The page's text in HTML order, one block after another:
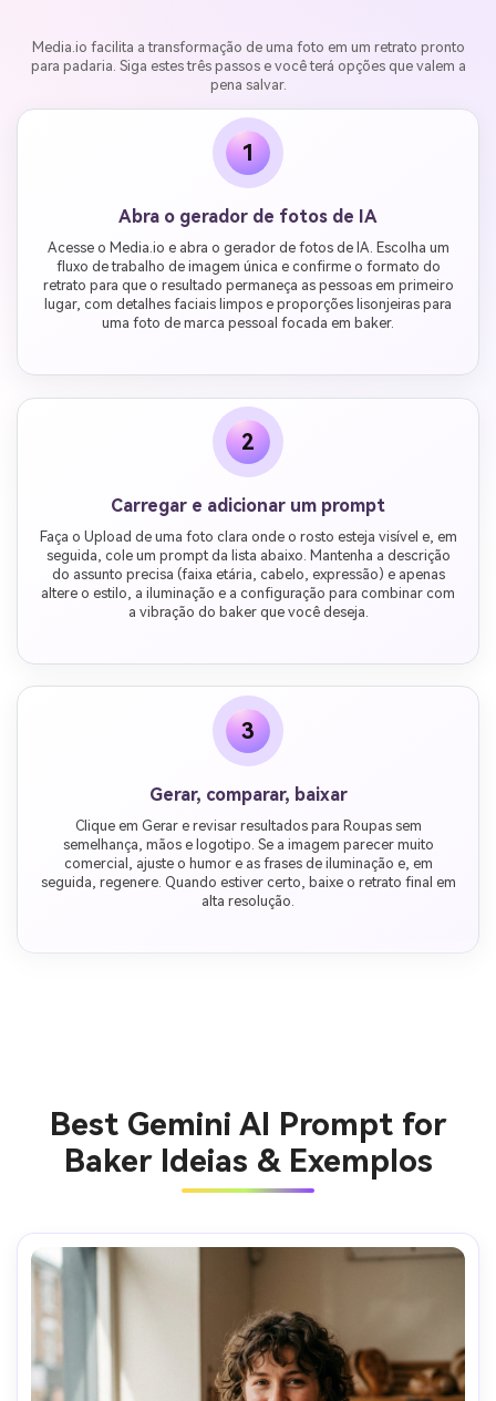
Media.io facilita a transformação de uma foto em um retrato pronto
para padaria. Siga estes três passos e você terá opções que valem a
pena salvar.
1
Abra o gerador de fotos de IA
Acesse o Media.io e abra o gerador de fotos de IA. Escolha um
fluxo de trabalho de imagem única e confirme o formato do
retrato para que o resultado permaneça as pessoas em primeiro
lugar, com detalhes faciais limpos e proporções lisonjeiras para
uma foto de marca pessoal focada em baker.
2
Carregar e adicionar um prompt
Faça o Upload de uma foto clara onde o rosto esteja visível e, em
seguida, cole um prompt da lista abaixo. Mantenha a descrição
do assunto precisa (faixa etária, cabelo, expressão) e apenas
altere o estilo, a iluminação e a configuração para combinar com
a vibração do baker que você deseja.
3
Gerar, comparar, baixar
Clique em Gerar e revisar resultados para Roupas sem
semelhança, mãos e logotipo. Se a imagem parecer muito
comercial, ajuste o humor e as frases de iluminação e, em
seguida, regenere. Quando estiver certo, baixe o retrato final em
alta resolução.
Best Gemini AI Prompt for
Baker Ideias & Exemplos